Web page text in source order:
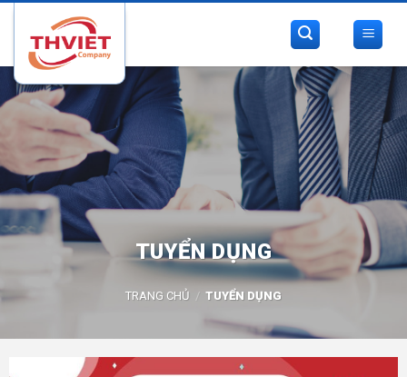
content
TUYỂN DỤNG
TRANG CHỦ / TUYỂN DỤNG